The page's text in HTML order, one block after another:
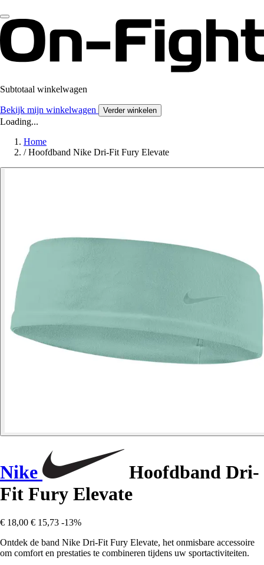
Subtotaal winkelwagen
Bekijk mijn winkelwagen Verder winkelen
Loading...
Home
/ Hoofdband Nike Dri-Fit Fury Elevate
Nike
Hoofdband Dri-
Fit Fury Elevate
€ 18,00 € 15,73 -13%
Ontdek de band Nike Dri-Fit Fury Elevate, het onmisbare accessoire
om comfort en prestaties te combineren tijdens uw sportactiviteiten.